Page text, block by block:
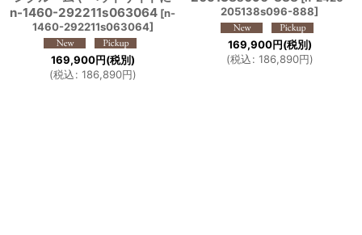
n-1460-292211s063064 [n-
1460-292211s063064]
169,900円(税別)
(税込: 186,890円)
205138s096-888]
169,900円(税別)
(税込: 186,890円)